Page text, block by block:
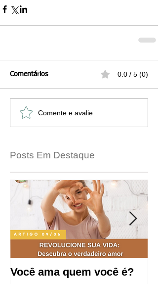
Comentários 0.0 / 5 (0)
Comente e avalie
Posts Em Destaque
Você ama quem você é?